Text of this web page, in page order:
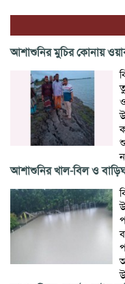
আশাশুনির মুচির কোনায়
আশাশুনির খাল-বিল ও